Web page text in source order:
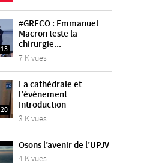
#GRECO : Emmanuel
Macron teste la
chirurgie...
7 K vues
La cathédrale et
l’événement
Introduction
3 K vues
Osons l’avenir de l’UPJV
4 K vues